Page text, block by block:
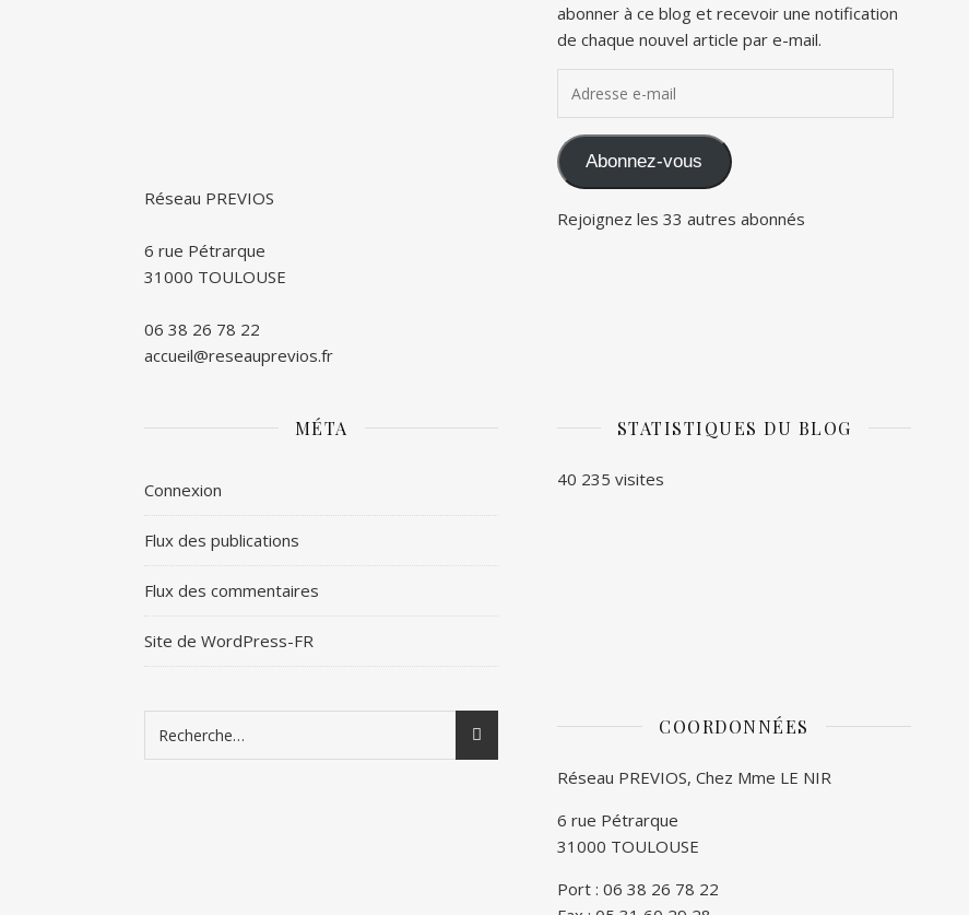
Réseau PREVIOS
6 rue Pétrarque
31000 TOULOUSE
06 38 26 78 22
accueil@reseauprevios.fr
abonner à ce blog et recevoir une notification
de chaque nouvel article par e-mail.
Abonnez-vous
Rejoignez les 33 autres abonnés
MÉTA
Connexion
Flux des publications
Flux des commentaires
Site de WordPress-FR
STATISTIQUES DU BLOG
40 235 visites
COORDONNÉES
Réseau PREVIOS, Chez Mme LE NIR
6 rue Pétrarque
31000 TOULOUSE
Port : 06 38 26 78 22